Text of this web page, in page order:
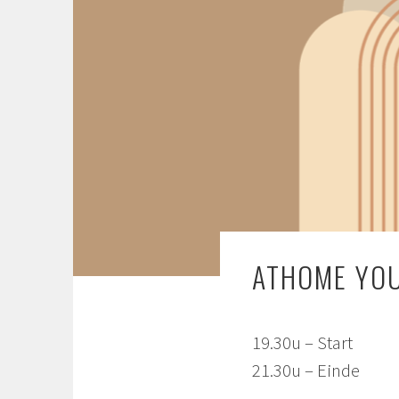
ATHOME
19.30u – Start
21.30u – Einde